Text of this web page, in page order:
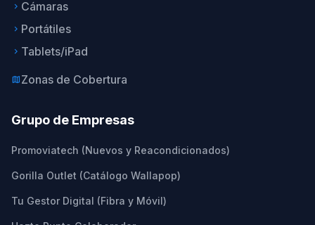
keyboard_arrow_right Cámaras
keyboard_arrow_right Portátiles
keyboard_arrow_right Tablets/iPad
mapZonas de Cobertura
Grupo de Empresas
Promoviatech (Nuevos y Reacondicionados)
Gorilla Outlet (Catálogo Wallapop)
Tu Gestor Digital (Fibra y Móvil)